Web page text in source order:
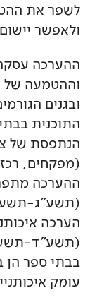
לשפר את
ולאפשר
ההערכה
וההטמעה של
ובגנים
התוכנית
הנתפסת של
(מפקחים,
ההערכה
(תשע"ג-
הערכה
(תשע"ד-
בבתי ספר הן
עומק